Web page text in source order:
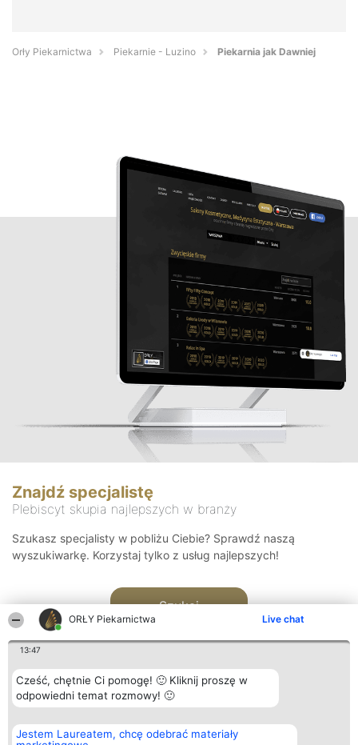
ORŁY Piekarnictwa Live chat
13:47
Cześć, chętnie Ci pomogę! 🙂 Kliknij proszę w
odpowiedni temat rozmowy! 🙂
Jestem Laureatem, chcę odebrać materiały
Orły Piekarnictwa Piekarnie - Luzino Piekarnia jak Dawniej
Znajdź specjalistę
Plebiscyt skupia najlepszych w branży
Szukasz specjalisty w pobliżu Ciebie? Sprawdź naszą
wyszukiwarkę. Korzystaj tylko z usług najlepszych!
Szukaj
Organizator plebiscytu
Bright Side Solutions sp. z o.
Plebiscyt
Laureaci
Kontakt
Kontakt